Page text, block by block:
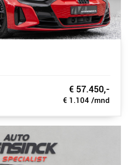
€ 57.450,-
€ 1.104 /mnd